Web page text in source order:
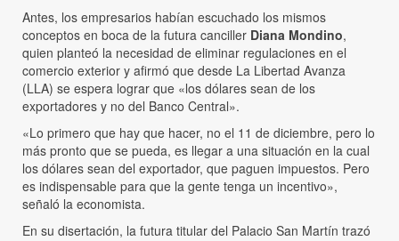
Antes, los empresarios habían escuchado los mismos
conceptos en boca de la futura canciller Diana Mondino,
quien planteó la necesidad de eliminar regulaciones en el
comercio exterior y afirmó que desde La Libertad Avanza
(LLA) se espera lograr que «los dólares sean de los
exportadores y no del Banco Central».
«Lo primero que hay que hacer, no el 11 de diciembre, pero lo
más pronto que se pueda, es llegar a una situación en la cual
los dólares sean del exportador, que paguen impuestos. Pero
es indispensable para que la gente tenga un incentivo»,
señaló la economista.
En su disertación, la futura titular del Palacio San Martín trazó